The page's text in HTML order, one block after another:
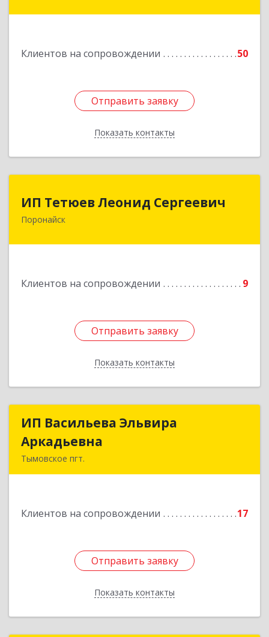
Клиентов на сопровождении 50
Отправить заявку
Показать контакты
Отправить заявку
Назад
ИП Тетюев Леонид Сергеевич
Поронайск
Клиентов на сопровождении 9
Отправить заявку
Показать контакты
694242, Сахалинская обл, Поронайск г, Фрунзе
Отправить заявку
Назад
ИП Васильева Эльвира
Аркадьевна
Тымовское пгт.
Клиентов на сопровождении 17
Отправить заявку
Показать контакты
ИП Васильева Эльвира
Отправить заявку
Назад